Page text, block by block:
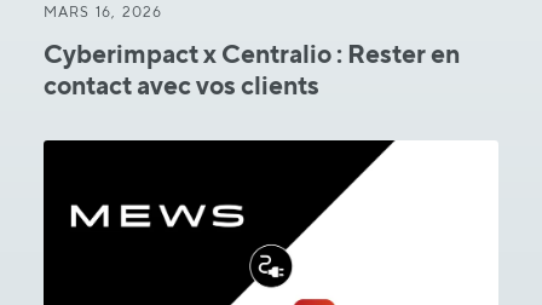
MARS 16, 2026
Cyberimpact x Centralio : Rester en
contact avec vos clients